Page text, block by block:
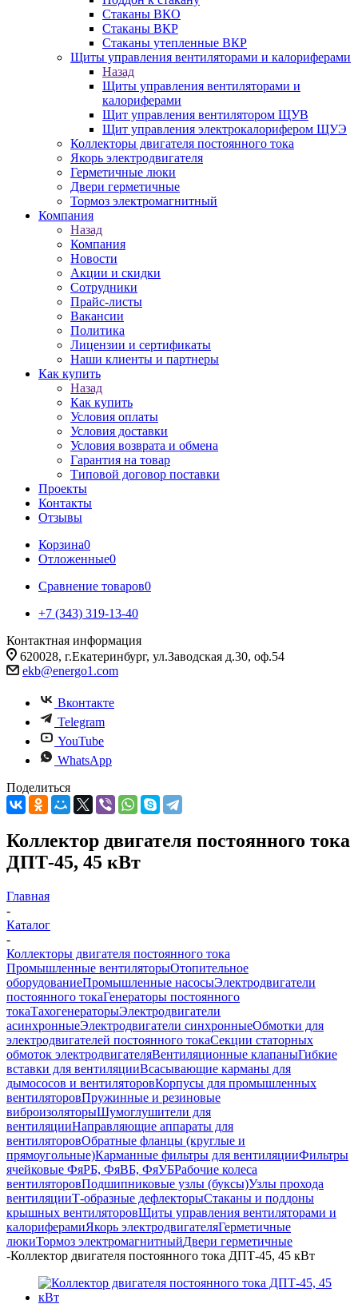
Стаканы ВКО
Стаканы ВКР
Стаканы утепленные ВКР
Щиты управления вентиляторами и калориферами
Назад
Щиты управления вентиляторами и
калориферами
Щит управления вентилятором ЩУВ
Щит управления электрокалорифером ЩУЭ
Коллекторы двигателя постоянного тока
Якорь электродвигателя
Герметичные люки
Двери герметичные
Тормоз электромагнитный
Компания
Назад
Компания
Новости
Акции и скидки
Сотрудники
Прайс-листы
Вакансии
Политика
Лицензии и сертификаты
Наши клиенты и партнеры
Как купить
Назад
Как купить
Условия оплаты
Условия доставки
Условия возврата и обмена
Гарантия на товар
Типовой договор поставки
Проекты
Контакты
Отзывы
Корзина0
Отложенные0
Сравнение товаров0
+7 (343) 319-13-40
Контактная информация
620028, г.Екатеринбург, ул.Заводская д.30, оф.54
ekb@energo1.com
Вконтакте
Telegram
YouTube
WhatsApp
Поделиться
Коллектор двигателя постоянного тока
ДПТ-45, 45 кВт
Главная
-
Каталог
-
Коллекторы двигателя постоянного тока
Промышленные вентиляторыОтопительное
оборудованиеПромышленные насосыЭлектродвигатели
постоянного токаГенераторы постоянного
токаТахогенераторыЭлектродвигатели
асинхронныеЭлектродвигатели синхронныеОбмотки для
электродвигателей постоянного токаСекции статорных
обмоток электродвигателяВентиляционные клапаныГибкие
вставки для вентиляцииВсасывающие карманы для
дымососов и вентиляторовКорпусы для промышленных
вентиляторовПружинные и резиновые
виброизоляторыШумоглушители для
вентиляцииНаправляющие аппараты для
вентиляторовОбратные фланцы (круглые и
прямоугольные)Карманные фильтры для вентиляцииФильтры
ячейковые ФяРБ, ФяВБ, ФяУБРабочие колеса
вентиляторовПодшипниковые узлы (буксы)Узлы прохода
вентиляцииТ-образные дефлекторыСтаканы и поддоны
крышных вентиляторовЩиты управления вентиляторами и
калориферамиЯкорь электродвигателяГерметичные
люкиТормоз электромагнитныйДвери герметичные
-Коллектор двигателя постоянного тока ДПТ-45, 45 кВт